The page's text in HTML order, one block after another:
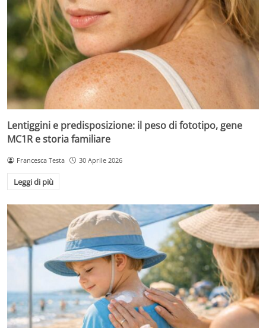
Lentiggini e predisposizione: il peso di fototipo, gene
MC1R e storia familiare
Francesca Testa 30 Aprile 2026
Leggi di più